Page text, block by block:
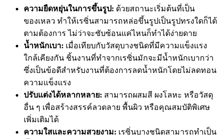
ความยืดหยุ่นในการขึ้นรูป: ด้วยสถานะเริ่มต้นที่เป็น
ของเหลว ทำให้เรซิ่นสามารถหล่อขึ้นรูปเป็นรูปทรงใดก็ได้
ตามต้องการ ไม่ว่าจะซับซ้อนแค่ไหนก็ทำได้ง่ายดาย
น้ำหนักเบา: เมื่อเทียบกับวัสดุบางชนิดที่มีความแข็งแรง
ใกล้เคียงกัน ชิ้นงานที่ทำจากเรซิ่นมักจะมีน้ำหนักเบากว่า
ซึ่งเป็นข้อดีสำหรับงานที่ต้องการลดน้ำหนักโดยไม่ลดทอน
ความแข็งแรง
ปรับแต่งได้หลากหลาย: สามารถผสมสี ผงโลหะ หรือวัสดุ
อื่น ๆ เพื่อสร้างสรรค์ลวดลาย พื้นผิว หรือคุณสมบัติพิเศษ
เพิ่มเติมได้
ความใสและความสวยงาม: เรซิ่นบางชนิดสามารถทำเป็น